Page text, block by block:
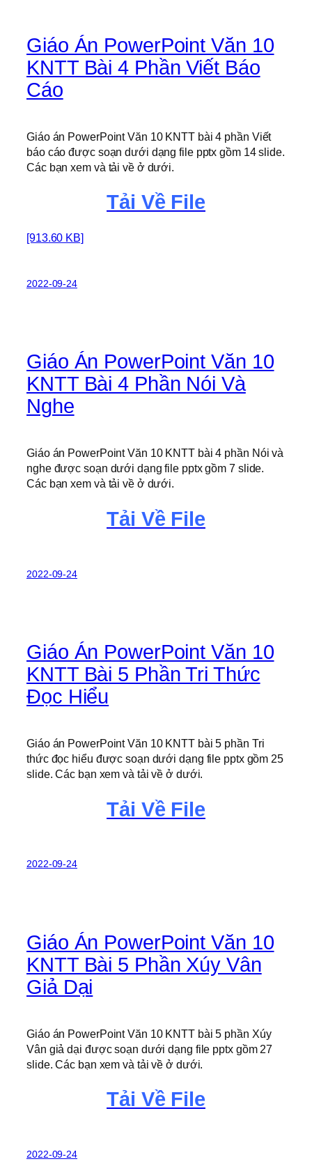
Giáo Án PowerPoint Văn 10
KNTT Bài 4 Phần Viết Báo
Cáo
Giáo án PowerPoint Văn 10 KNTT bài 4 phần Viết
báo cáo được soạn dưới dạng file pptx gồm 14 slide.
Các bạn xem và tải về ở dưới.
Tải Về File
[913.60 KB]
2022-09-24
Giáo Án PowerPoint Văn 10
KNTT Bài 4 Phần Nói Và
Nghe
Giáo án PowerPoint Văn 10 KNTT bài 4 phần Nói và
nghe được soạn dưới dạng file pptx gồm 7 slide.
Các bạn xem và tải về ở dưới.
Tải Về File
2022-09-24
Giáo Án PowerPoint Văn 10
KNTT Bài 5 Phần Tri Thức
Đọc Hiểu
Giáo án PowerPoint Văn 10 KNTT bài 5 phần Tri
thức đọc hiểu được soạn dưới dạng file pptx gồm 25
slide. Các bạn xem và tải về ở dưới.
Tải Về File
2022-09-24
Giáo Án PowerPoint Văn 10
KNTT Bài 5 Phần Xúy Vân
Giả Dại
Giáo án PowerPoint Văn 10 KNTT bài 5 phần Xúy
Vân giả dại được soạn dưới dạng file pptx gồm 27
slide. Các bạn xem và tải về ở dưới.
Tải Về File
2022-09-24